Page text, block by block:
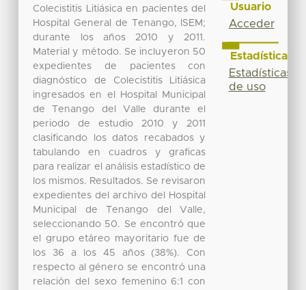
Colecistitis Litiásica en pacientes del
Hospital General de Tenango, ISEM;
durante los años 2010 y 2011.
Material y método. Se incluyeron 50
expedientes de pacientes con
diagnóstico de Colecistitis Litiásica
ingresados en el Hospital Municipal
de Tenango del Valle durante el
periodo de estudio 2010 y 2011
clasificando los datos recabados y
tabulando en cuadros y graficas
para realizar el análisis estadístico de
los mismos. Resultados. Se revisaron
expedientes del archivo del Hospital
Municipal de Tenango del Valle,
seleccionando 50. Se encontró que
el grupo etáreo mayoritario fue de
los 36 a los 45 años (38%). Con
respecto al género se encontró una
relación del sexo femenino 6:1 con
Usuario
Acceder
Estadísticas
Estadísticas
de uso